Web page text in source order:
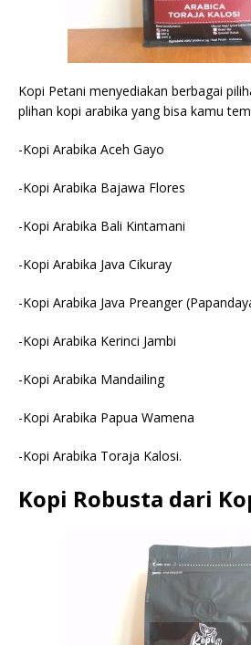
Kopi Petani menyediakan berbagai
plihan kopi arabika yang bisa kamu
-Kopi Arabika Aceh Gayo
-Kopi Arabika Bajawa Flores
-Kopi Arabika Bali Kintamani
-Kopi Arabika Java Cikuray
-Kopi Arabika Java Preanger
-Kopi Arabika Kerinci Jambi
-Kopi Arabika Mandailing
-Kopi Arabika Papua Wamena
-Kopi Arabika Toraja Kalosi.
Kopi Robusta dari